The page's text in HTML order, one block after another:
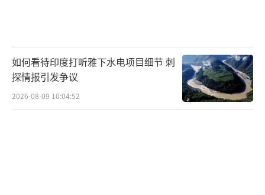
如何看待印度打听雅下水电项目细节 刺
探情报引发争议
2026-08-09 10:04:52